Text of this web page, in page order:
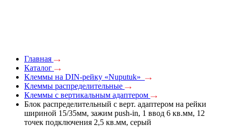
Главная
Каталог
Клеммы на DIN-рейку «Nuputuk»
Клеммы распределительные
Клеммы с вертикальным адаптером
Блок распределительный с верт. адаптером на рейки
шириной 15/35мм, зажим push-in, 1 ввод 6 кв.мм, 12
точек подключения 2,5 кв.мм, серый